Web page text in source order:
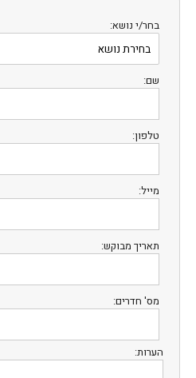
בחר/י נושא:
שם:
טלפון:
מייל:
תאריך מבוקש:
מס' חדרים:
הערות: